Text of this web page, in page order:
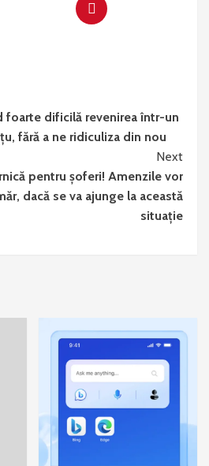
foarte dificilă revenirea într-un
fără a ne ridiculiza din nou
Next
pentru șoferi! Amenzile vor
dacă se va ajunge la această
situație